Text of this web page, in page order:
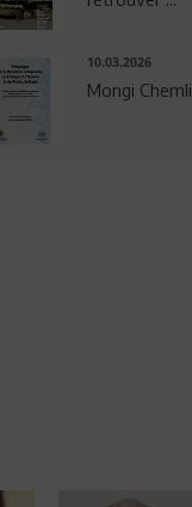
10.03.2026
Mongi